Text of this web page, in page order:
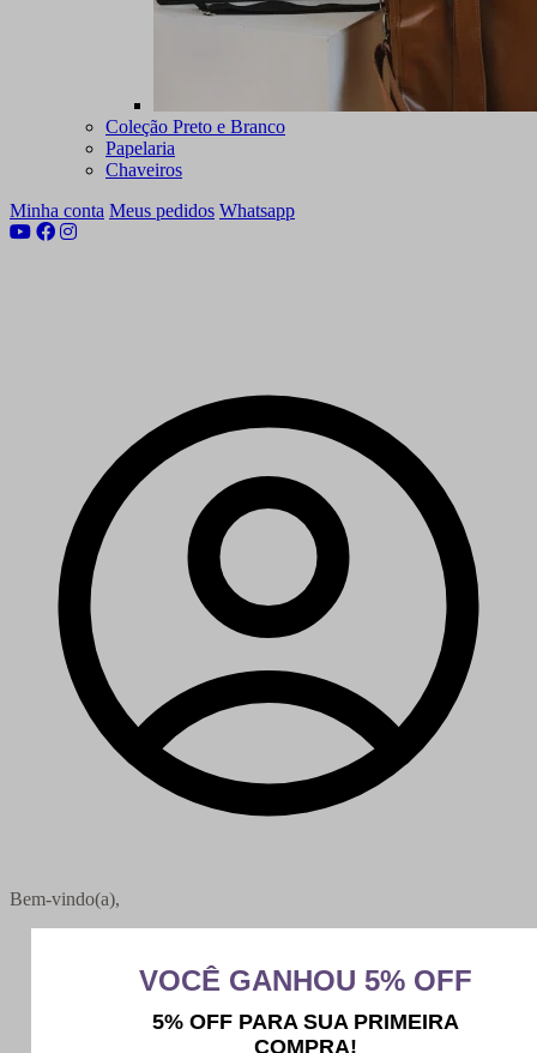
Coleção Preto e Branco
Papelaria
Chaveiros
Minha conta Meus pedidos Whatsapp
Bem-vindo(a),